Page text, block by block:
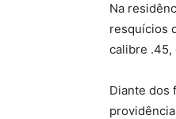
Na
resquícios
calibre .45,
Diante dos